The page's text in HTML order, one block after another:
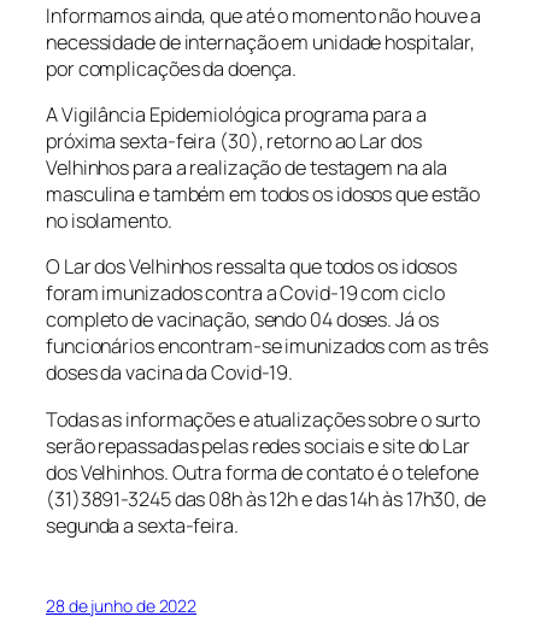
Informamos ainda, que até o momento não houve a
necessidade de internação em unidade hospitalar,
por complicações da doença.
A Vigilância Epidemiológica programa para a
próxima sexta-feira (30), retorno ao Lar dos
Velhinhos para a realização de testagem na ala
masculina e também em todos os idosos que estão
no isolamento.
O Lar dos Velhinhos ressalta que todos os idosos
foram imunizados contra a Covid-19 com ciclo
completo de vacinação, sendo 04 doses. Já os
funcionários encontram-se imunizados com as três
doses da vacina da Covid-19.
Todas as informações e atualizações sobre o surto
serão repassadas pelas redes sociais e site do Lar
dos Velhinhos. Outra forma de contato é o telefone
(31)3891-3245 das 08h às 12h e das 14h às 17h30, de
segunda a sexta-feira.
28 de junho de 2022